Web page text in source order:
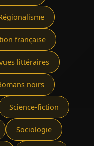
française
littéraires
noirs
Science-fiction
Sociologie